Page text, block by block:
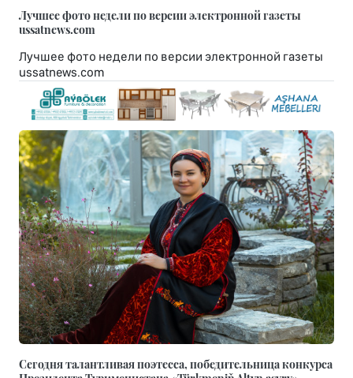
Лучшее фото недели по версии электронной газеты
ussatnews.com
Лучшее фото недели по версии электронной газеты
ussatnews.com
Сегодня талантливая поэтесса, победительница конкурса